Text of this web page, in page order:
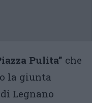
Pulita” che
la giunta
Legnano